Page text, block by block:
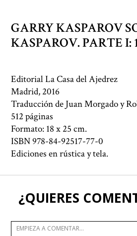
GARRY KASPAROV
KASPAROV. PARTE I:
Editorial La Casa del Ajedrez
Madrid, 2016
Traducción de Juan Morgado y
512 páginas
Formato: 18 x 25 cm.
ISBN 978-84-92517-77-0
Ediciones en rústica y tela.
¿QUIERES